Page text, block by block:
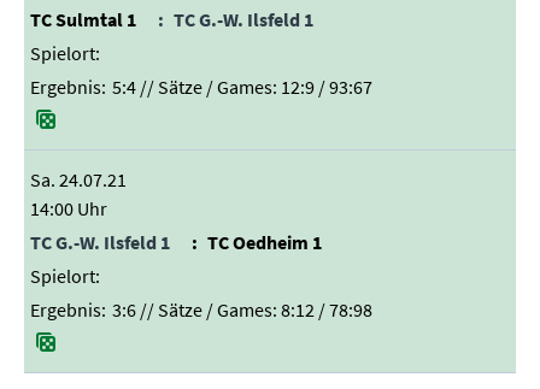
TC Sulmtal 1
TC G.-W. Ilsfeld 1
5:4 // Sätze / Games: 12:9 / 93:67
Sa. 24.07.21
14:00 Uhr
TC G.-W. Ilsfeld 1
TC Oedheim 1
3:6 // Sätze / Games: 8:12 / 78:98